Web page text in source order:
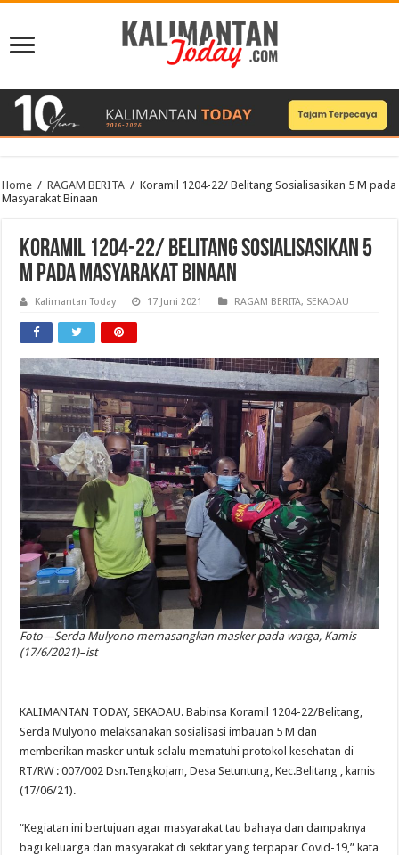
Home / RAGAM BERITA / Koramil 1204-22/ Belitang Sosialisasikan 5 M pada
Masyarakat Binaan
Koramil 1204-22/ Belitang Sosialisasikan 5
M pada Masyarakat Binaan
Kalimantan Today 17 Juni 2021 RAGAM BERITA, SEKADAU
Foto—Serda Mulyono memasangkan masker pada warga, Kamis
(17/6/2021)–ist
KALIMANTAN TODAY, SEKADAU. Babinsa Koramil 1204-22/Belitang,
Serda Mulyono melaksanakan sosialisasi imbauan 5 M dan
memberikan masker untuk selalu mematuhi protokol kesehatan di
RT/RW : 007/002 Dsn.Tengkojam, Desa Setuntung, Kec.Belitang , kamis
(17/06/21).
“Kegiatan ini bertujuan agar masyarakat tau bahaya dan dampaknya
bagi keluarga dan masyarakat di sekitar yang terpapar Covid-19,” kata